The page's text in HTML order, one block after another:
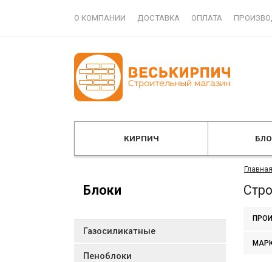
О КОМПАНИИ ДОСТАВКА ОПЛАТА
КИРПИЧ
Главная
Блоки
Газосиликатные
Пеноблоки